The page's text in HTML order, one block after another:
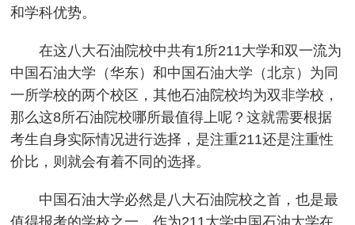
和学科优势。
在这八大石油院校中共有1所211大学和双一流为
中国石油大学（华东）和中国石油大学（北京）为同
一所学校的两个校区，其他石油院校均为双非学校，
那么这8所石油院校哪所最值得上呢？这就需要根据
考生自身实际情况进行选择，是注重211还是注重性
价比，则就会有着不同的选择。
中国石油大学必然是八大石油院校之首，也是最